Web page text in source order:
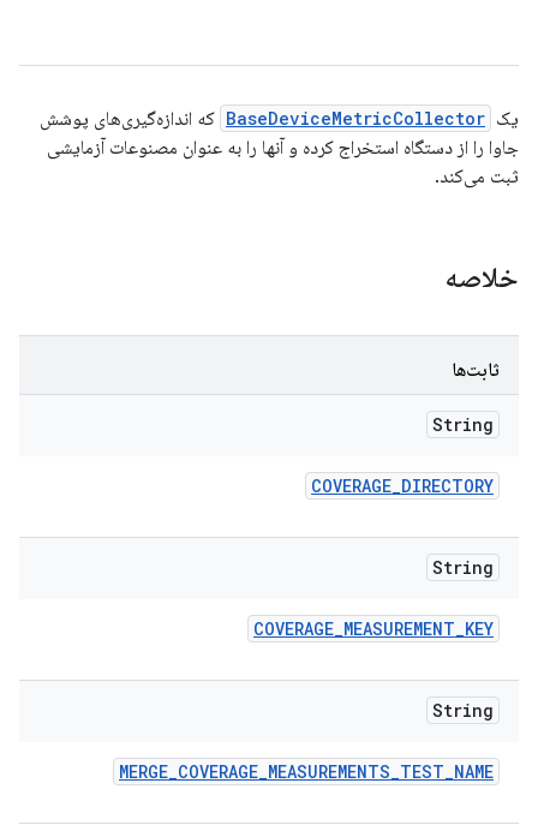
یک BaseDeviceMetricCollector که اندازه‌گیری‌های پوشش
جاوا را از دستگاه استخراج کرده و آنها را به عنوان مصنوعات آزمایشی
ثبت می‌کند.
خلاصه
ثابت‌ها
String
COVERAGE_DIRECTORY
String
COVERAGE_MEASUREMENT_KEY
String
MERGE_COVERAGE_MEASUREMENTS_TEST_NAME